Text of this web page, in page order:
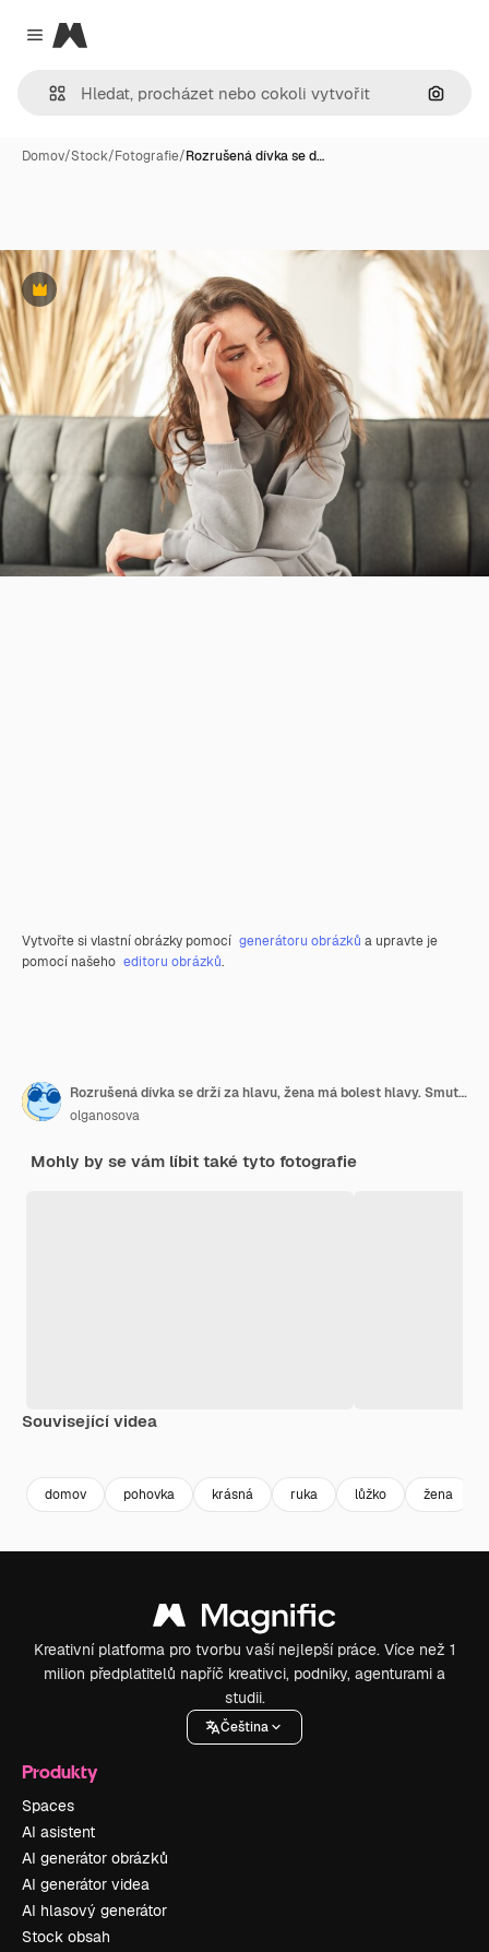
Close menu
Magnific
Hledat
Domov/Stock/Fotografie/Rozrušená dívka se d…
Premium
Vytvořte si vlastní obrázky pomocí generátoru obrázků a upravte je
pomocí našeho editoru obrázků.
Rozrušená dívka se drží za hlavu, žena má bolest hlavy. Smutná žena sedí na gauči.
olganosova
Mohly by se vám líbit také tyto fotografie
Související videa
domov pohovka krásná ruka lůžko žena
Kreativní platforma pro tvorbu vaší nejlepší práce. Více než 1
milion předplatitelů napříč kreativci, podniky, agenturami a
studii.
Čeština
Produkty
Spaces
AI asistent
AI generátor obrázků
AI generátor videa
AI hlasový generátor
Stock obsah